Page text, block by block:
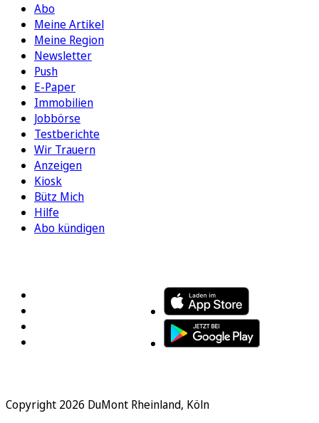
Abo
Meine Artikel
Meine Region
Newsletter
Push
E-Paper
Immobilien
Jobbörse
Testberichte
Wir Trauern
Anzeigen
Kiosk
Bütz Mich
Hilfe
Abo kündigen
Copyright 2026 DuMont Rheinland, Köln